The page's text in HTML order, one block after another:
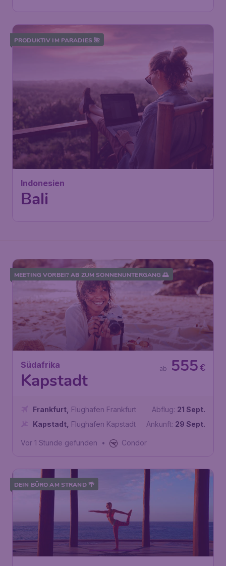
PRODUKTIV IM PARADIES 🌺
Indonesien
Bali
MEETING VORBEI? AB ZUM SONNENUNTERGANG 🌅
Südafrika
Kapstadt
€
555
ab
Frankfurt Flughafen Frankfurt
Kapstadt Flughafen Kapstadt
Abflug: 21 Sept.
Ankunft: 29 Sept.
Vor 1 Stunde gefunden • Condor
DEIN BÜRO AM STRAND 🌴